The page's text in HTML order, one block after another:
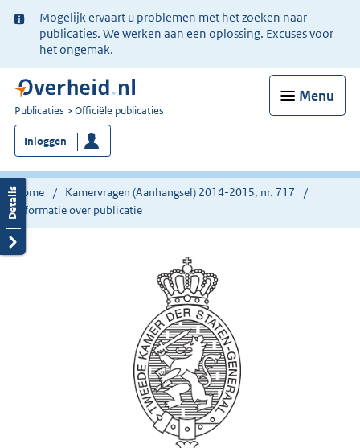
Ter
informatie:
Mogelijk ervaart u problemen met het zoeken naar
publicaties. We werken aan een oplossing. Excuses voor
het ongemak.
Menu
U
bent
nu
hier:
Publicaties Officiële publicaties
Inloggen
Home
Kamervragen (Aanhangsel) 2014-2015, nr. 717
Informatie over publicatie